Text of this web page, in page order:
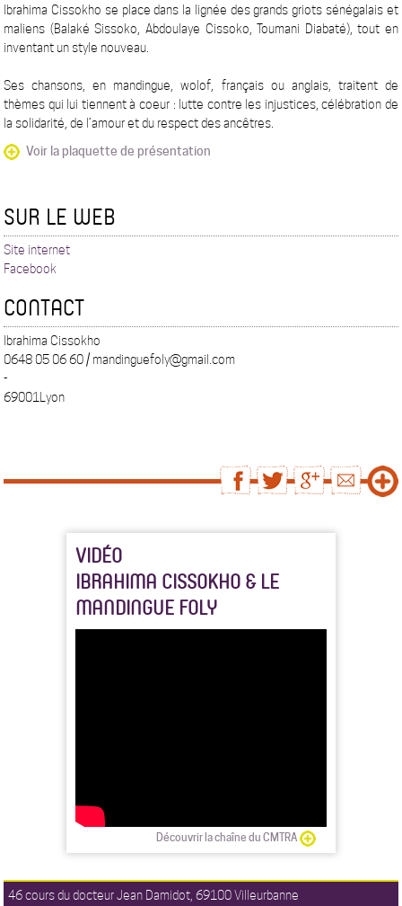
Ibrahima Cissokho se place dans la lignée des grands griots sénégalais et
maliens (Balaké Sissoko, Abdoulaye Cissoko, Toumani Diabaté), tout en
inventant un style nouveau.
Ses chansons, en mandingue, wolof, français ou anglais, traitent de
thèmes qui lui tiennent à coeur : lutte contre les injustices, célébration de
la solidarité, de l’amour et du respect des ancêtres.
Voir la plaquette de présentation
SUR LE WEB
Site internet
Facebook
CONTACT
Ibrahima Cissokho
0648 05 06 60 / mandinguefoly@gmail.com
-
69001Lyon
VIDÉO
IBRAHIMA CISSOKHO & LE
MANDINGUE FOLY
Découvrir la chaîne du CMTRA
46 cours du docteur Jean Damidot, 69100 Villeurbanne